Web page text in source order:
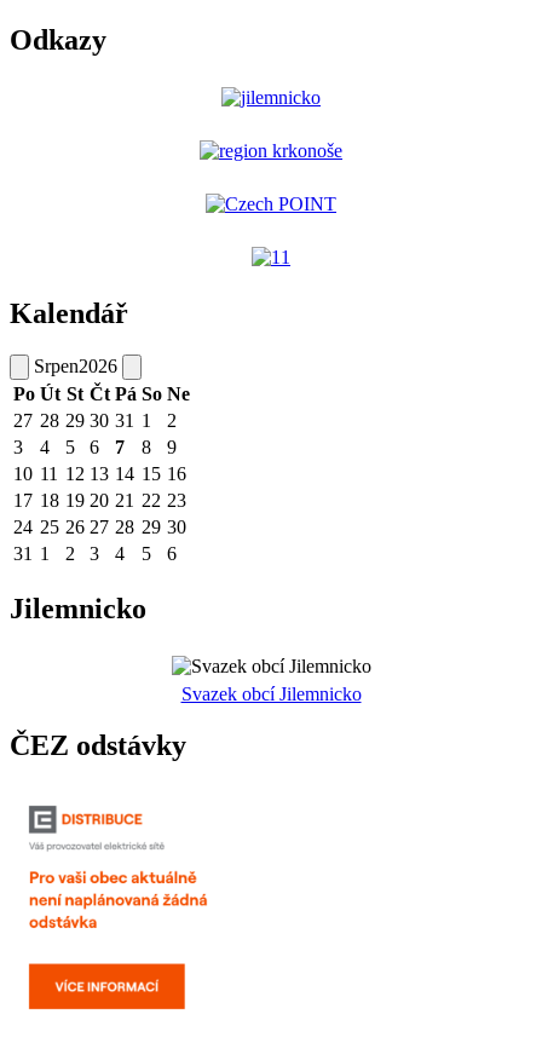
Odkazy
Kalendář
Srpen2026
Po Út St Čt Pá So Ne
27 28 29 30 31 1
2
3
4 5 6 7 8
9
10 11 12 13 14 15 16
17 18 19 20 21 22 23
24 25 26 27 28 29 30
31 1 2 3 4 5 6
Jilemnicko
Svazek obcí Jilemnicko
ČEZ odstávky